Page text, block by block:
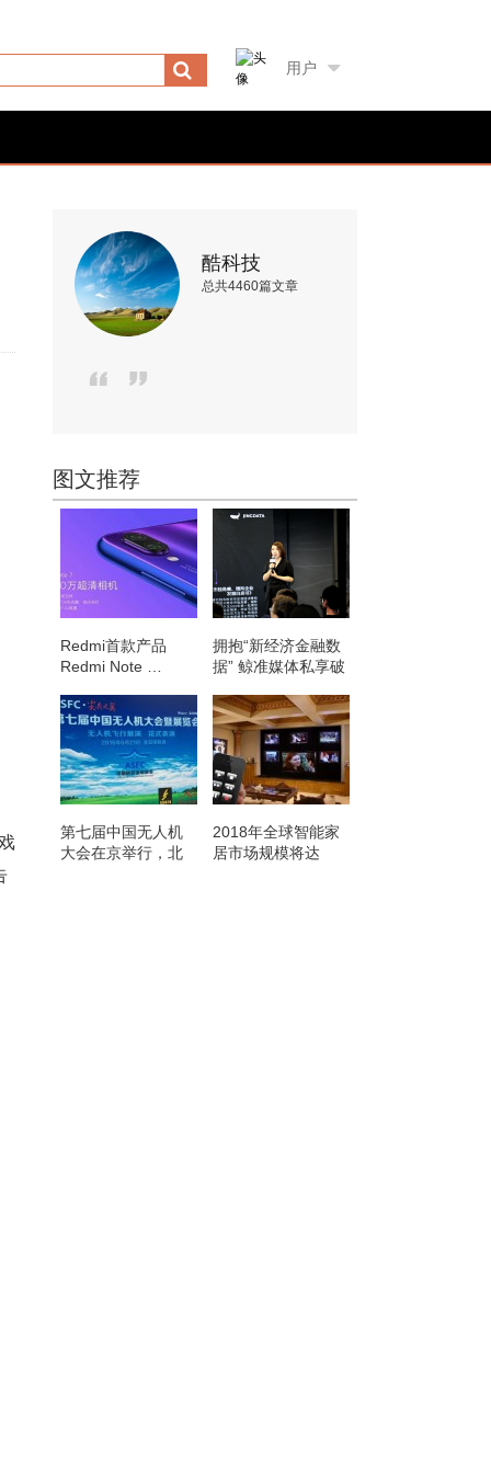
用户
酷科技
总共4460篇文章
图文推荐
Redmi首款产品
Redmi Note …
拥抱“新经济金融数
据” 鲸准媒体私享破
第七届中国无人机
大会在京举行，北
2018年全球智能家
居市场规模将达